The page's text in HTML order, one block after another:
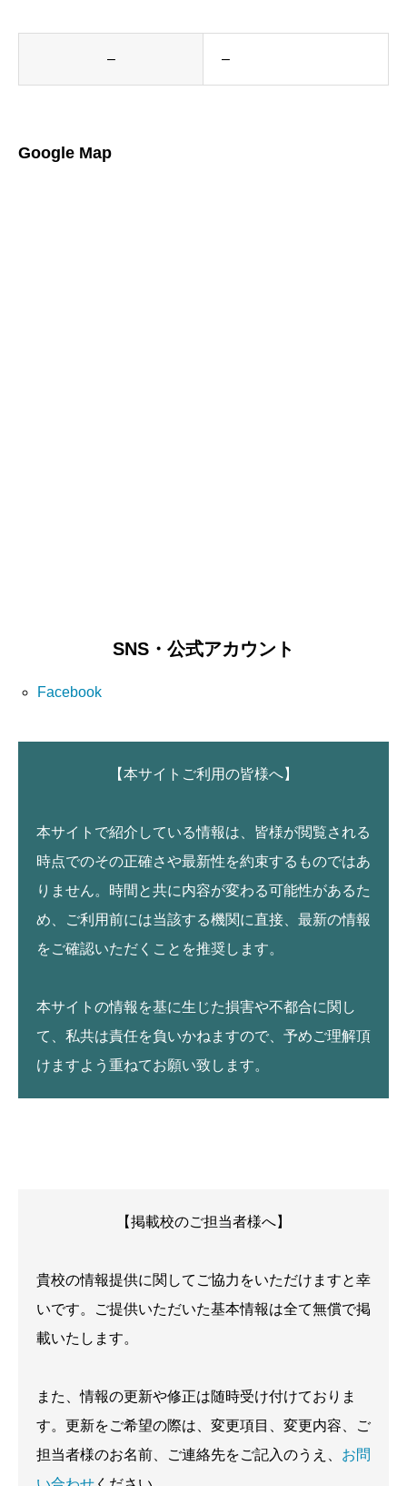
– –
Google Map
SNS・公式アカウント
Facebook
【本サイトご利用の皆様へ】
本サイトで紹介している情報は、皆様が閲覧される
時点でのその正確さや最新性を約束するものではあ
りません。時間と共に内容が変わる可能性があるた
め、ご利用前には当該する機関に直接、最新の情報
をご確認いただくことを推奨します。
本サイトの情報を基に生じた損害や不都合に関し
て、私共は責任を負いかねますので、予めご理解頂
けますよう重ねてお願い致します。
【掲載校のご担当者様へ】
貴校の情報提供に関してご協力をいただけますと幸
いです。ご提供いただいた基本情報は全て無償で掲
載いたします。
また、情報の更新や修正は随時受け付けておりま
す。更新をご希望の際は、変更項目、変更内容、ご
担当者様のお名前、ご連絡先をご記入のうえ、 お問